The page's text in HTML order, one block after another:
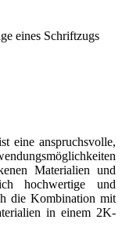
eines Schriftzugs
eine anspruchsvolle,
Materialien und
hochwertige und
die Kombination mit
in einem 2K-